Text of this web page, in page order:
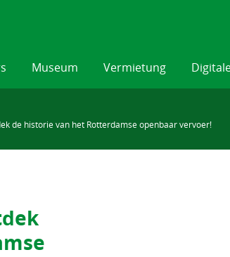
Museum Vermietung
de historie van het Rotterdamse openbaar vervoer!